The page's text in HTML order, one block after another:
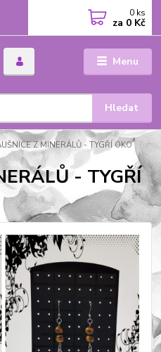
Menu
Hledat
0 ks
za 0 Kč
Z MINERÁLŮ - TYGŘÍ OKO
- TYGŘÍ